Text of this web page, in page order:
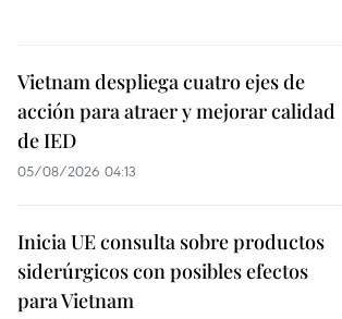
Vietnam despliega cuatro ejes de
acción para atraer y mejorar calidad
de IED
05/08/2026 04:13
Inicia UE consulta sobre productos
siderúrgicos con posibles efectos
para Vietnam